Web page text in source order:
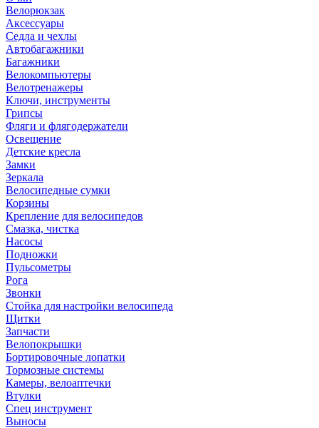
Велорюкзак
Аксессуары
Седла и чехлы
Автобагажники
Багажники
Велокомпьютеры
Велотренажеры
Ключи, инструменты
Грипсы
Фляги и флягодержатели
Освещение
Детские кресла
Замки
Зеркала
Велосипедные сумки
Корзины
Крепление для велосипедов
Смазка, чистка
Насосы
Подножки
Пульсометры
Рога
Звонки
Стойка для настройки велосипеда
Щитки
Запчасти
Велопокрышки
Бортировочные лопатки
Тормозные системы
Камеры, велоаптечки
Втулки
Спец инструмент
Выносы